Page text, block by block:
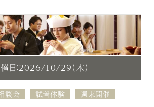
日：2026/10/29（木）
談会 試着体験 週末開催